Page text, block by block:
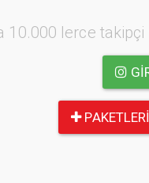
10.000 lerce takipçi